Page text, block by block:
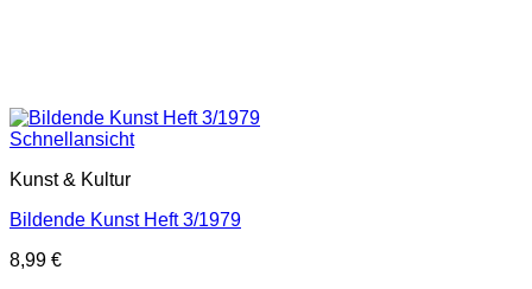
Schnellansicht
Kunst & Kultur
Bildende Kunst Heft 3/1979
8,99 €